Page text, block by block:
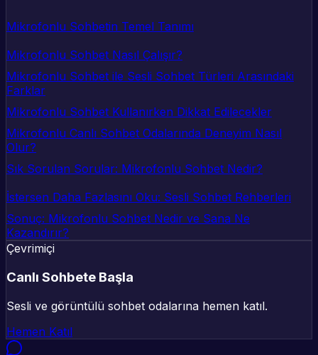
Mikrofonlu Sohbetin Temel Tanımı
Mikrofonlu Sohbet Nasıl Çalışır?
Mikrofonlu Sohbet ile Sesli Sohbet Türleri Arasındaki
Farklar
Mikrofonlu Sohbet Kullanırken Dikkat Edilecekler
Mikrofonlu Canlı Sohbet Odalarında Deneyim Nasıl
Olur?
Sık Sorulan Sorular: Mikrofonlu Sohbet Nedir?
İstersen Daha Fazlasını Oku: Sesli Sohbet Rehberleri
Sonuç: Mikrofonlu Sohbet Nedir ve Sana Ne
Kazandırır?
Çevrimiçi
Canlı Sohbete Başla
Sesli ve görüntülü sohbet odalarına hemen katıl.
Hemen Katıl